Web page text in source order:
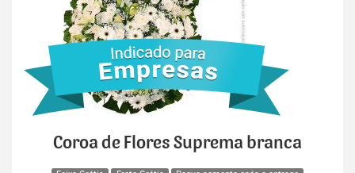
Coroa de Flores Suprema branca